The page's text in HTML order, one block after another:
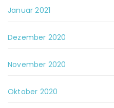
Januar 2021
Dezember 2020
November 2020
Oktober 2020